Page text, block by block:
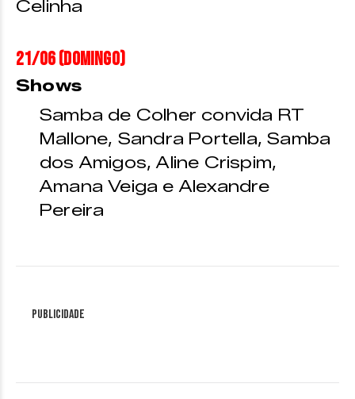
Celinha
21/06 (domingo)
Shows
Samba de Colher convida RT
Mallone, Sandra Portella, Samba
dos Amigos, Aline Crispim,
Amana Veiga e Alexandre
Pereira
Publicidade